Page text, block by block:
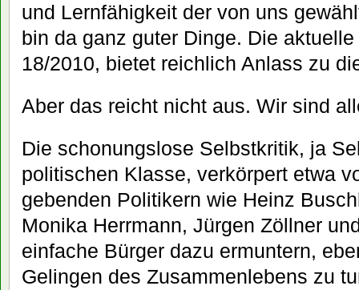
und Lernfähigkeit der von uns
bin da ganz guter Dinge. Die
18/2010, bietet reichlich Anlass zu
Aber das reicht nicht aus. Wir sind
Die schonungslose Selbstkritik, ja
politischen Klasse, verkörpert etwa
gebenden Politikern wie Heinz
Monika Herrmann, Jürgen Zöllner
einfache Bürger dazu ermuntern,
Gelingen des Zusammenlebens zu